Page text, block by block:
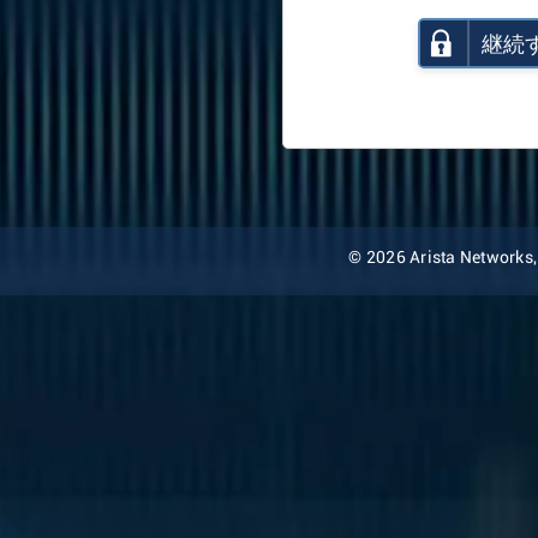
継続
© 2026 Arista